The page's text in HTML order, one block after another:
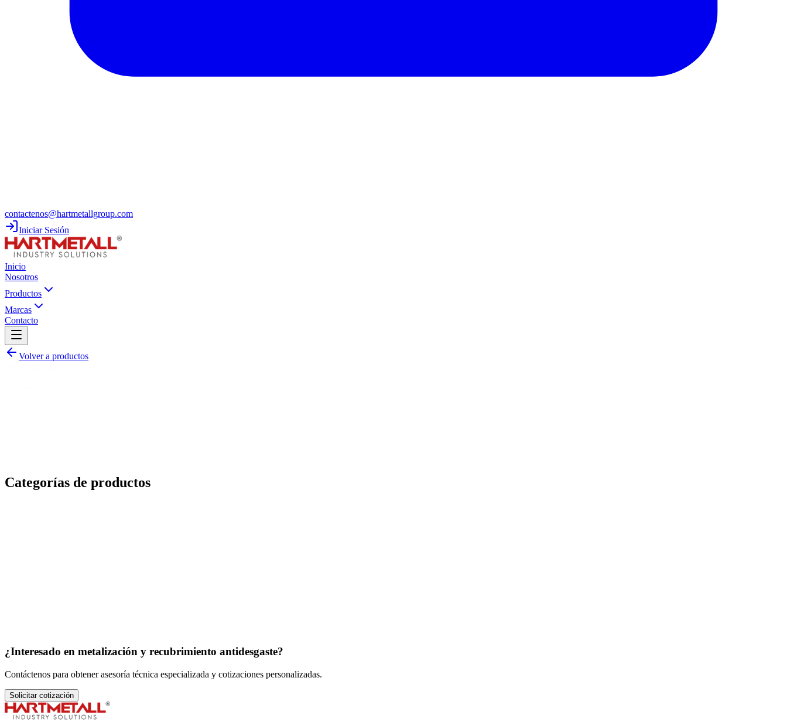
contactenos@hartmetallgroup.com
Iniciar Sesión
Inicio
Nosotros
Productos
Marcas
Contacto
Volver a productos
Categorías de productos
¿Interesado en metalización y recubrimiento antidesgaste?
Contáctenos para obtener asesoría técnica especializada y cotizaciones personalizadas.
Solicitar cotización